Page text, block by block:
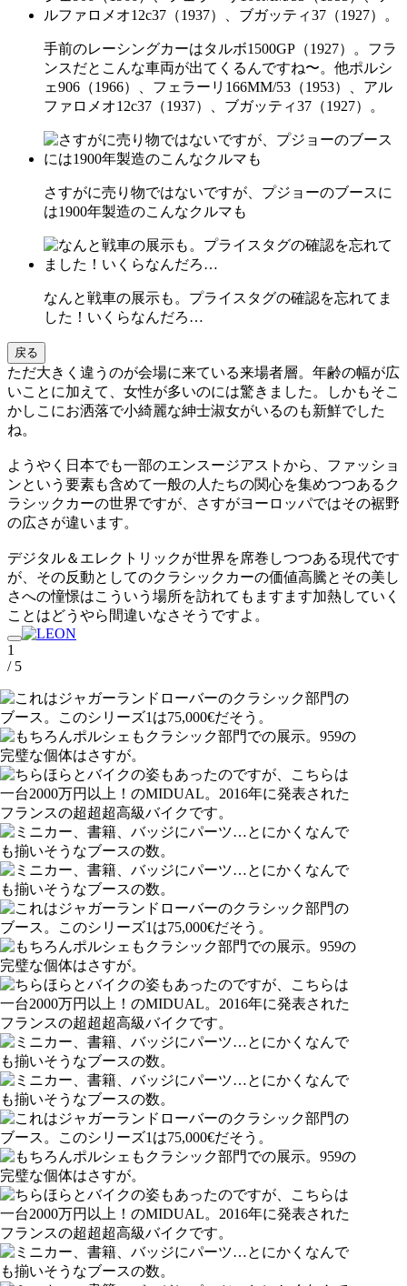
手前のレーシングカーはタルボ1500GP（1927）。フラ
ンスだとこんな車両が出てくるんですね〜。他ポルシ
ェ906（1966）、フェラーリ166MM/53（1953）、アル
ファロメオ12c37（1937）、ブガッティ37（1927）。
さすがに売り物ではないですが、プジョーのブースに
は1900年製造のこんなクルマも
なんと戦車の展示も。プライスタグの確認を忘れてま
した！いくらなんだろ…
戻る
ただ大きく違うのが会場に来ている来場者層。年齢の幅が広
いことに加えて、女性が多いのには驚きました。しかもそこ
かしこにお洒落で小綺麗な紳士淑女がいるのも新鮮でした
ね。
ようやく日本でも一部のエンスージアストから、ファッショ
ンという要素も含めて一般の人たちの関心を集めつつあるク
ラシックカーの世界ですが、さすがヨーロッパではその裾野
の広さが違います。
デジタル＆エレクトリックが世界を席巻しつつある現代です
が、その反動としてのクラシックカーの価値高騰とその美し
さへの憧憬はこういう場所を訪れてもますます加熱していく
ことはどうやら間違いなさそうですよ。
1
/ 5